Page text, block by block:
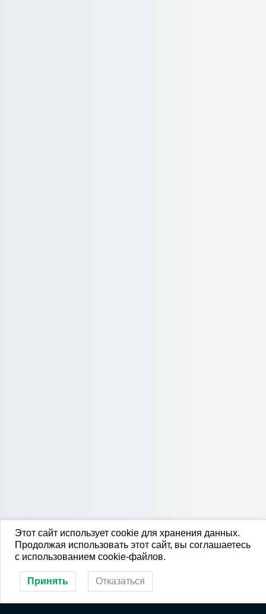
Этот сайт использует cookie для хранения данных.
Продолжая использовать этот сайт, вы соглашаетесь
с использованием cookie-файлов.
Принять Отказаться